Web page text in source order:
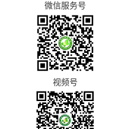
微信服务号
视频号